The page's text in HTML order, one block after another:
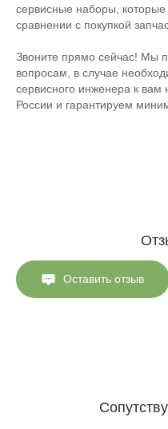
сервисные наборы,
сравнении с покупкой
Звоните прямо сейчас! Мы
вопросам, в случае
сервисного инженера к
России и гарантируем
Оставить отзыв